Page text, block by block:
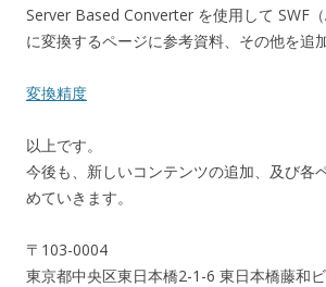
Server Based Converter を使用して SWF
に変換するページに参考資料、その他を追
変換精度
以上です。
今後も、新しいコンテンツの追加、及び各
めていきます。
〒103-0004
東京都中央区東日本橋2-1-6 東日本橋藤和